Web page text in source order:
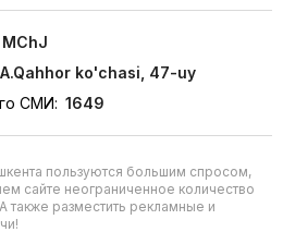
MChJ
ko'chasi, 47-uy
СМИ: 1649
пользуются большим спросом,
сайте неограниченное количество
также разместить рекламные и